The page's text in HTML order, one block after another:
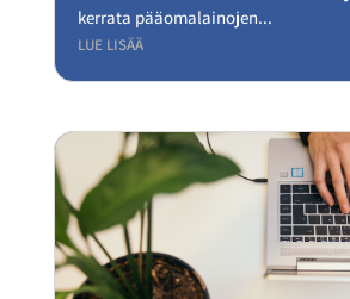
kerrata pääomalainojen...
LUE LISÄÄ